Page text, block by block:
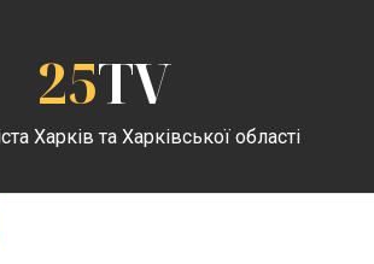
25TV
Харків та Харківської області